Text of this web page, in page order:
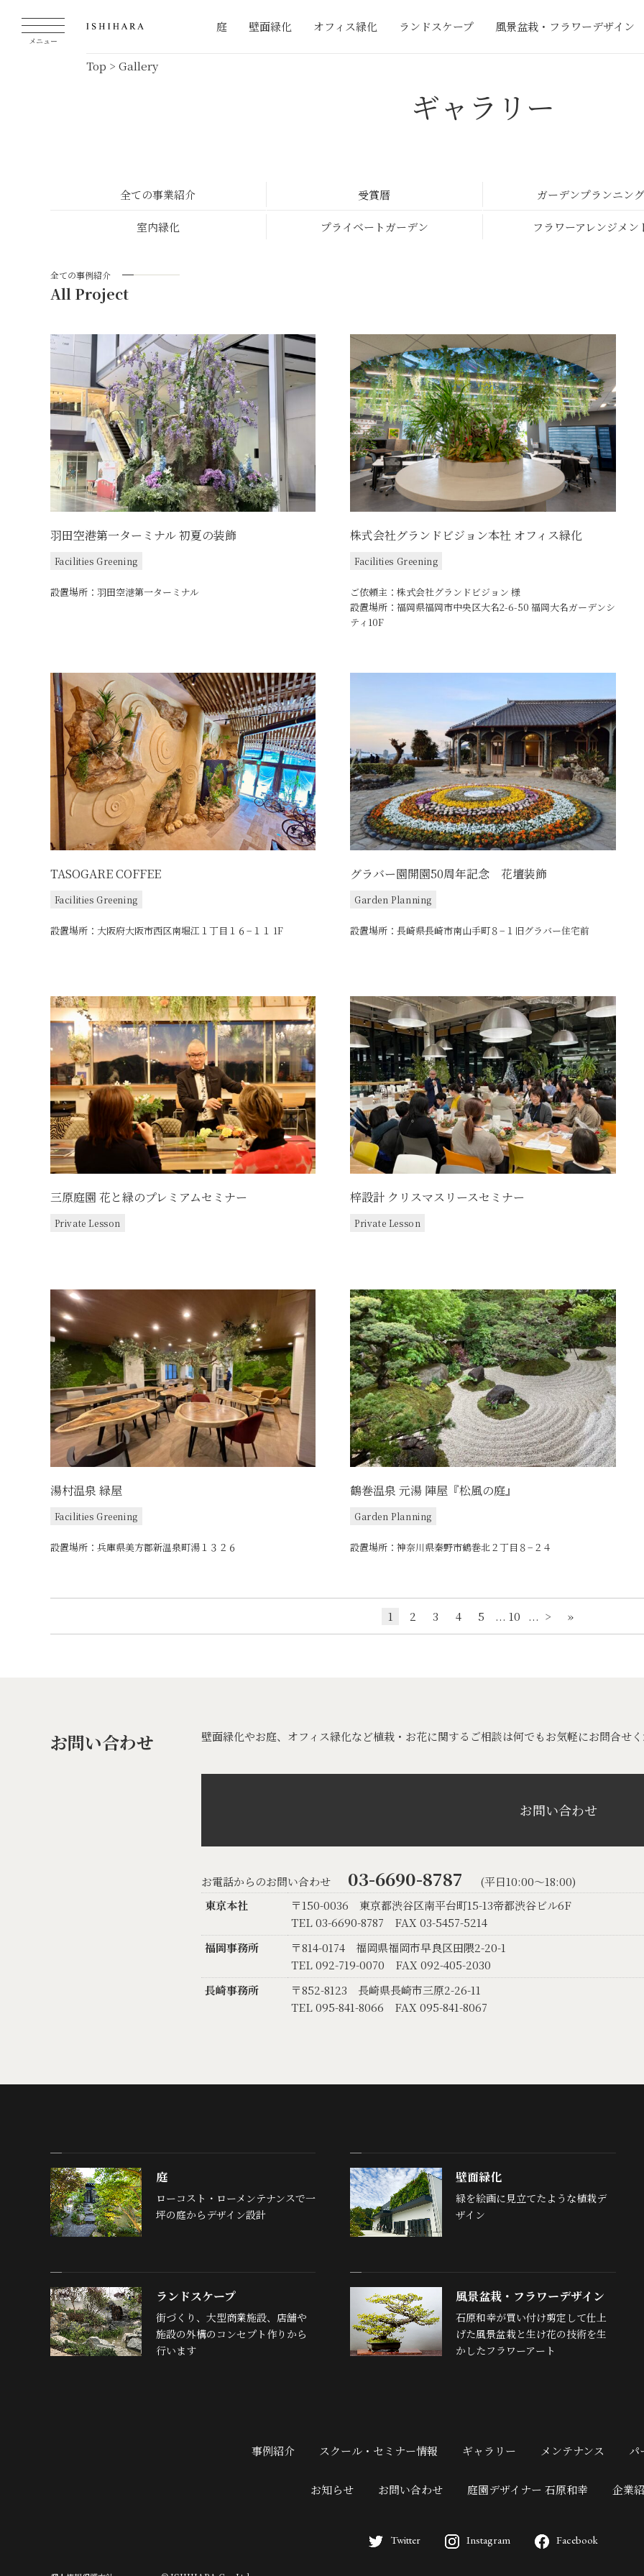
メニュー
庭 壁面緑化 オフィス緑化 ランドスケープ 風景盆栽・フラワーデザイン
Top > Gallery
ギャラリー
全ての事業紹介 受賞暦 ガーデンプランニン
室内緑化 プライベートガーデン フラワーアレンジメン
全ての事例紹介
All Project
羽田空港第一ターミナル 初夏の装飾
Facilities Greening
設置場所：羽田空港第一ターミナル
株式会社グランドビジョン本社 オフィス緑化
Facilities Greening
ご依頼主：株式会社グランドビジョン 様
設置場所：福岡県福岡市中央区大名2-6-50 福岡大名ガーデンシ
ティ10F
TASOGARE COFFEE
Facilities Greening
設置場所：大阪府大阪市西区南堀江１丁目１６−１１ 1F
グラバー園開園50周年記念 花壇装飾
Garden Planning
設置場所：長崎県長崎市南山手町８−１旧グラバー住宅前
三原庭園 花と緑のプレミアムセミナー
Private Lesson
梓設計 クリスマスリースセミナー
Private Lesson
湯村温泉 緑屋
Facilities Greening
設置場所：兵庫県美方郡新温泉町湯１３２６
鶴巻温泉 元湯 陣屋『松風の庭』
Garden Planning
設置場所：神奈川県秦野市鶴巻北２丁目８−２４
1 2 3 4 5 ... 10 ... > »
お問い合わせ 壁面緑化やお庭、オフィス緑化など植栽・お花に関するご相談は何でもお気軽にお問合せ
お問い合わせ
お電話からのお問い合わせ 03-6690-8787
(平日10:00〜18:00)
東京本社
〒150-0036 東京都渋谷区南平台町15-13帝都渋谷ビル6F
TEL 03-6690-8787
FAX 03-5457-5214
福岡事務所
〒814-0174 福岡県福岡市早良区田隈2-20-1
TEL 092-719-0070
FAX 092-405-2030
長崎事務所
〒852-8123 長崎県長崎市三原2-26-11
TEL 095-841-8066
FAX 095-841-8067
庭
ローコスト・ローメンテナンスで一
坪の庭からデザイン設計
壁面緑化
緑を絵画に見立てたような植栽デ
ザイン
ランドスケープ
街づくり、大型商業施設、店舗や
施設の外構のコンセプト作りから
行います
風景盆栽・フラワーデザイン
石原和幸が買い付け剪定して仕上
げた風景盆栽と生け花の技術を生
かしたフラワーアート
事例紹介 スクール・セミナー情報 ギャラリー メンテナンス パ
お知らせ お問い合わせ 庭園デザイナー 石原和幸 企業
Twitter Instagram Facebook